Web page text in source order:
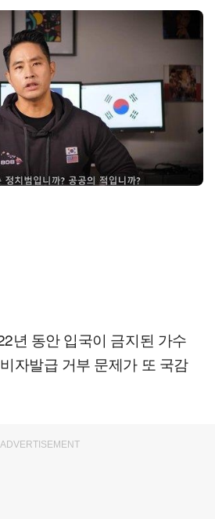
년 동안 입국이 금지된 가수
자발급 거부 문제가 또 국감
ADVERTISEMENT